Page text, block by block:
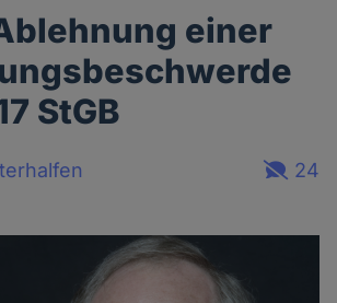
einer
StGB
24